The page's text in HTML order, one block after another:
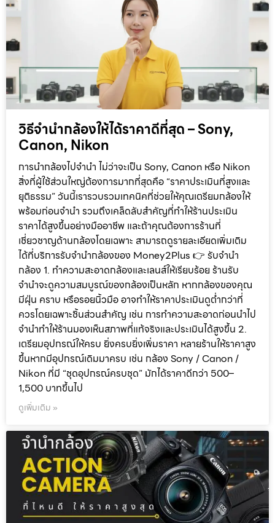
วิธีจำนำกล้องให้ได้ราคาดีที่สุด – Sony,
Canon, Nikon
การนำกล้องไปจำนำ ไม่ว่าจะเป็น Sony, Canon หรือ Nikon
สิ่งที่ผู้ใช้ส่วนใหญ่ต้องการมากที่สุดคือ “ราคาประเมินที่สูงและ
ยุติธรรม” วันนี้เรารวบรวมเทคนิคที่ช่วยให้คุณเตรียมกล้องให้
พร้อมก่อนจำนำ รวมถึงเคล็ดลับสำคัญที่ทำให้ร้านประเมิน
ราคาได้สูงขึ้นอย่างมืออาชีพ และถ้าคุณต้องการร้านที่
เชี่ยวชาญด้านกล้องโดยเฉพาะ สามารถดูรายละเอียดเพิ่มเติม
ได้ที่บริการรับจำนำกล้องของ Money2Plus 👉 รับจำนำ
กล้อง 1. ทำความสะอาดกล้องและเลนส์ให้เรียบร้อย ร้านรับ
จำนำจะดูความสมบูรณ์ของกล้องเป็นหลัก หากกล้องของคุณ
มีฝุ่น คราบ หรือรอยนิ้วมือ อาจทำให้ราคาประเมินดูต่ำกว่าที่
ควรโดยเฉพาะชิ้นส่วนสำคัญ เช่น การทำความสะอาดก่อนนำไป
จำนำทำให้ร้านมองเห็นสภาพที่แท้จริงและประเมินได้สูงขึ้น 2.
เตรียมอุปกรณ์ให้ครบ ยิ่งครบยิ่งเพิ่มราคา หลายร้านให้ราคาสูง
ขึ้นหากมีอุปกรณ์เดิมมาครบ เช่น กล้อง Sony / Canon /
Nikon ที่มี “ชุดอุปกรณ์ครบชุด” มักได้ราคาดีกว่า 500–
1,500 บาทขึ้นไป
ดูเพิ่มเติม »